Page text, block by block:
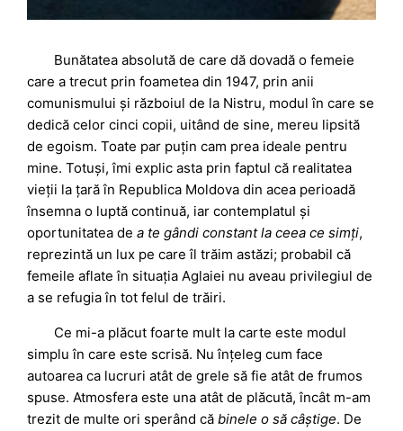
Bunătatea absolută de care dă dovadă o femeie
care a trecut prin foametea din 1947, prin anii
comunismului și războiul de la Nistru, modul în care se
dedică celor cinci copii, uitând de sine, mereu lipsită
de egoism. Toate par puțin cam prea ideale pentru
mine. Totuși, îmi explic asta prin faptul că realitatea
vieții la țară în Republica Moldova din acea perioadă
însemna o luptă continuă, iar contemplatul și
oportunitatea dea te gândi constant la ceea ce simți,
reprezintă un lux pe care îl trăim astăzi; probabil că
femeile aflate în situația Aglaiei nu aveau privilegiul de
a se refugia în tot felul de trăiri.
Ce mi-a plăcut foarte mult la carte este modul
simplu în care este scrisă. Nu înțeleg cum face
autoarea ca lucruri atât de grele să fie atât de frumos
spuse. Atmosfera este una atât de plăcută, încât m-am
trezit de multe ori sperând căbinele o să câștige. De